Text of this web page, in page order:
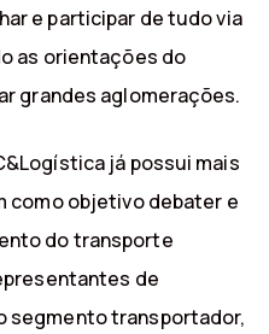
e participar de tudo via
as orientações do
grandes aglomerações.
já possui mais
como objetivo debater e
do transporte
de
segmento transportador,